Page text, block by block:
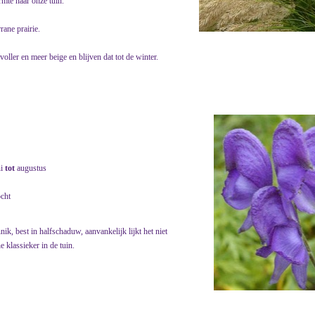
prairie.
en meer beige en blijven dat tot de winter.
tot augustus
best in halfschaduw, aanvankelijk lijkt het niet
klassieker in de tuin.